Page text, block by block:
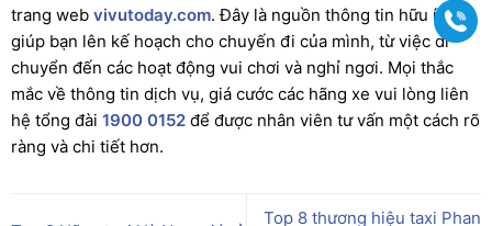
trang web vivutoday.com. Đây là nguồn thông tin hữu ích
giúp bạn lên kế hoạch cho chuyến đi của mình, từ việc di
chuyển đến các hoạt động vui chơi và nghỉ ngơi. Mọi thắc
mắc về thông tin dịch vụ, giá cước các hãng xe vui lòng liên
hệ tổng đài 1900 0152 để được nhân viên tư vấn một cách rõ
ràng và chi tiết hơn.
Top 8 thương hiệu taxi Phan